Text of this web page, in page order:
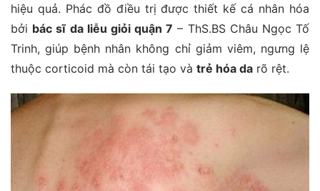
hiệu quả. Phác đồ điều trị được thiết kế cá nhân hóa
bởi bác sĩ da liễu giỏi quận 7 – ThS.BS Châu Ngọc Tố
Trinh, giúp bệnh nhân không chỉ giảm viêm, ngưng lệ
thuộc corticoid mà còn tái tạo và trẻ hóa da rõ rệt.